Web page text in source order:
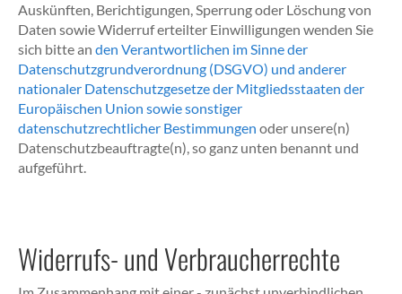
Auskünften, Berichtigungen, Sperrung oder Löschung von
Daten sowie Widerruf erteilter Einwilligungen wenden Sie
sich bitte an den Verantwortlichen im Sinne der
Datenschutzgrundverordnung (DSGVO) und anderer
nationaler Datenschutzgesetze der Mitgliedsstaaten der
Europäischen Union sowie sonstiger
datenschutzrechtlicher Bestimmungen oder unsere(n)
Datenschutzbeauftragte(n), so ganz unten benannt und
aufgeführt.
Widerrufs- und Verbraucherrechte